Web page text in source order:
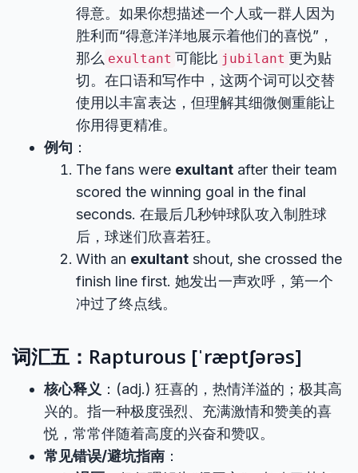
得意。如果你想描述一个人或一群人因为
胜利而“得意洋洋地展示着他们的喜悦”，
那么 exultant 可能比 jubilant 更为贴
切。在口语和写作中，这两个词可以交替
使用以丰富表达，但理解其细微侧重能让
你用得更精准。
例句 ：
The fans were exultant after their team
scored the winning goal in the final
seconds. 在最后几秒钟球队攻入制胜球
后，球迷们欣喜若狂。
With an exultant shout, she crossed the
finish line first. 她发出一声欢呼，第一个
冲过了终点线。
词汇五：Rapturous [ˈræptʃərəs]
核心释义 ：(adj.) 狂喜的，热情洋溢的；极其高
兴的。指一种极度强烈、充满激情和赞美的喜
悦，常常伴随着高度的兴奋和赞叹。
常见错误/避坑指南 ：